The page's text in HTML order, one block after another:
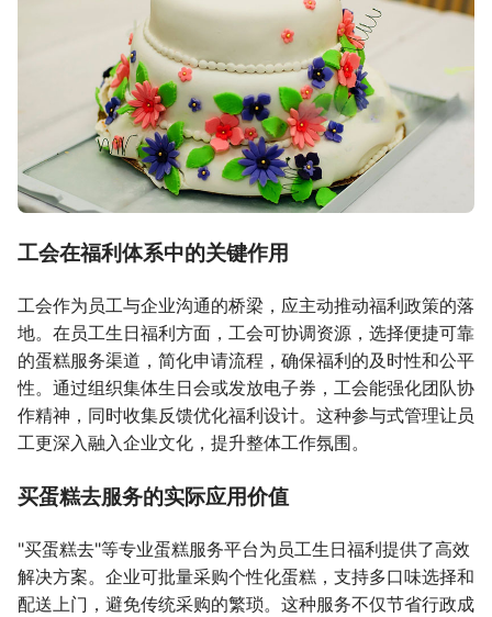
工会在福利体系中的关键作用
工会作为员工与企业沟通的桥梁，应主动推动福利政策的落
地。在员工生日福利方面，工会可协调资源，选择便捷可靠
的蛋糕服务渠道，简化申请流程，确保福利的及时性和公平
性。通过组织集体生日会或发放电子券，工会能强化团队协
作精神，同时收集反馈优化福利设计。这种参与式管理让员
工更深入融入企业文化，提升整体工作氛围。
买蛋糕去服务的实际应用价值
"买蛋糕去"等专业蛋糕服务平台为员工生日福利提供了高效
解决方案。企业可批量采购个性化蛋糕，支持多口味选择和
配送上门，避免传统采购的繁琐。这种服务不仅节省行政成